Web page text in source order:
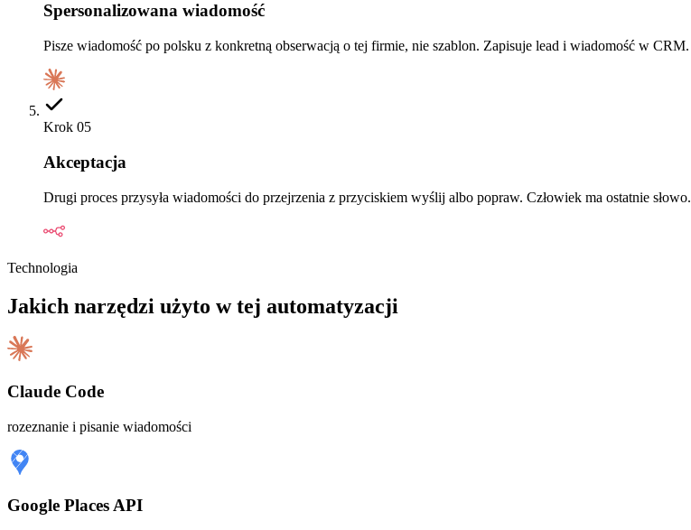
Spersonalizowana wiadomość
Pisze wiadomość po polsku z konkretną obserwacją o tej firmie, nie szablon. Zapisuje lead i wiadomość w CRM.
Krok 05
Akceptacja
Drugi proces przysyła wiadomości do przejrzenia z przyciskiem wyślij albo popraw. Człowiek ma ostatnie słowo.
Technologia
Jakich narzędzi użyto w tej automatyzacji
Claude Code
rozeznanie i pisanie wiadomości
Google Places API